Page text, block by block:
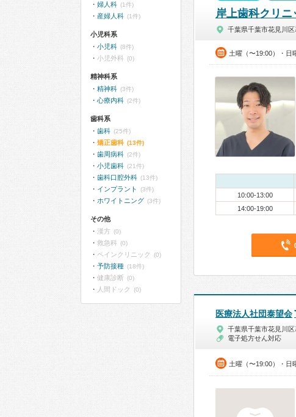
岸上歯科クリ
千葉県千葉市花見川区
土曜（〜19:00）・日
10:00-13:00
14:00-19:00
医療法人社団泰望会
千葉県千葉市花見川区
電子処方せん対応
土曜（〜19:00）・日
婦人科 (1件)
産婦人科 (1件)
小児科系
小児科 (8件)
小児外科 (0)
精神科系
精神科 (3件)
心療内科 (2件)
歯科系
歯科 (25件)
矯正歯科 (13件)
歯周病科 (2件)
小児歯科 (21件)
歯科口腔外科 (13件)
インプラント (3件)
ホワイトニング (3件)
その他
漢方 (0)
救急科 (0)
ペインクリニック (0)
予防接種 (18件)
健康診断 (0)
人間ドック (0)